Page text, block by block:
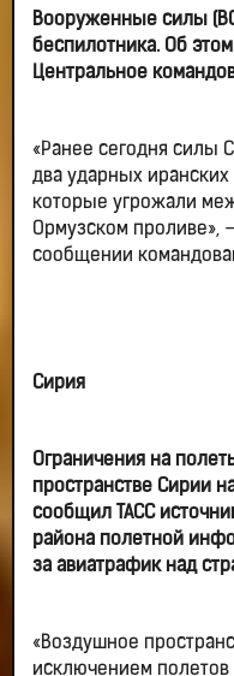
Вооруженные силы
беспилотника. Об
Центральное
«Ранее сегодня силы
два ударных
которые угрожали
Ормузском проливе»,
сообщении
Сирия
Ограничения на
пространстве Сирии
сообщил ТАСС
района полетной
за авиатрафик над
«Воздушное
исключением полетов